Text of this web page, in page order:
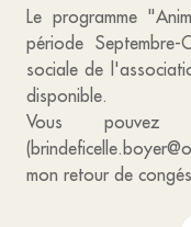
Le programme
période
sociale de
disponible.
Vous
mon retour de